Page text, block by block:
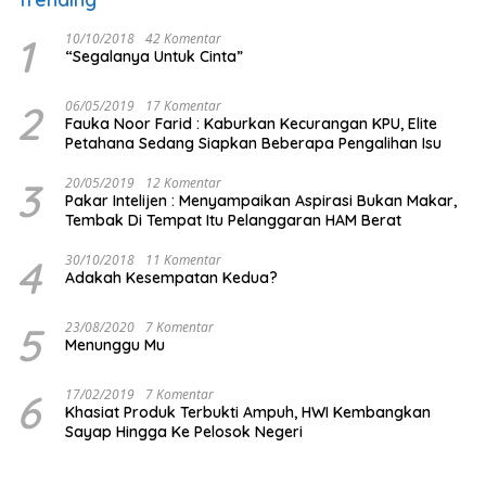
1 10/10/2018 42 Komentar
“Segalanya Untuk Cinta”
2 06/05/2019 17 Komentar
Fauka Noor Farid : Kaburkan Kecurangan KPU, Elite
Petahana Sedang Siapkan Beberapa Pengalihan Isu
3 20/05/2019 12 Komentar
Pakar Intelijen : Menyampaikan Aspirasi Bukan Makar,
Tembak Di Tempat Itu Pelanggaran HAM Berat
4 30/10/2018 11 Komentar
Adakah Kesempatan Kedua?
5 23/08/2020 7 Komentar
Menunggu Mu
6 17/02/2019 7 Komentar
Khasiat Produk Terbukti Ampuh, HWI Kembangkan
Sayap Hingga Ke Pelosok Negeri